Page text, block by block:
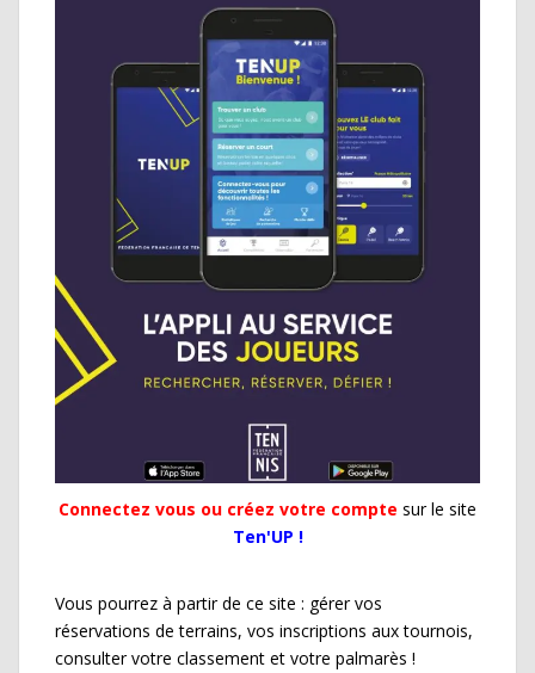
Connectez vous ou créez votre compte sur le site
Ten'UP !
Vous pourrez à partir de ce site : gérer vos
réservations de terrains, vos inscriptions aux tournois,
consulter votre classement et votre palmarès !